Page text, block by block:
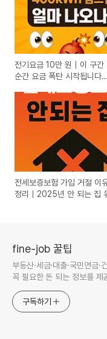
전기요금 10만 원｜이 구간
순간 요금 폭탄 시작됩니다
전세보증보험 가입 거절 이
정리｜2025년 안 되는 집
fine-job 꿀팁
부동산·세금·대출·국민연금
꼭 필요한 돈 되는 정보를 제
구독하기